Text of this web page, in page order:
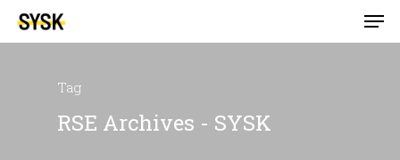
Tag
RSE Archives - SYSK